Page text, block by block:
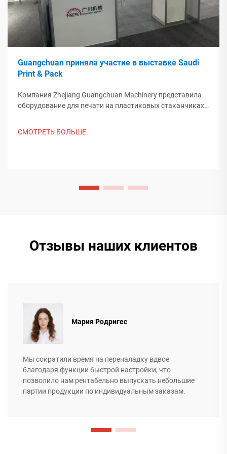
Guangchuan приняла участие в выставке Saudi
Print & Pack
Компания Zhejiang Guangchuan Machinery представила
оборудование для печати на пластиковых стаканчиках
СМОТРЕТЬ БОЛЬШЕ
Отзывы наших клиентов
Мария Родригес
Мы сократили время на переналадку вдвое
благодаря функции быстрой настройки, что
позволило нам рентабельно выпускать небольшие
партии продукции по индивидуальным заказам.